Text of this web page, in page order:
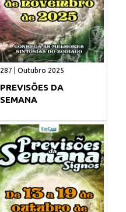
287 | Outubro 2025
PREVISÕES DA
SEMANA